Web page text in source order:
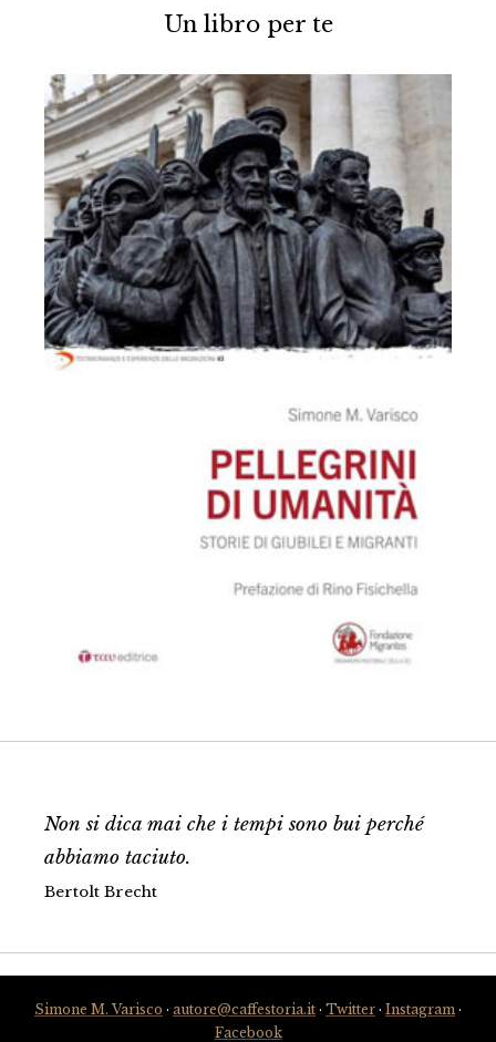
Un libro per te
Non si dica mai che i tempi sono bui perché
abbiamo taciuto.
Bertolt Brecht
Simone M. Varisco · autore@caffestoria.it · Twitter · Instagram ·
Facebook